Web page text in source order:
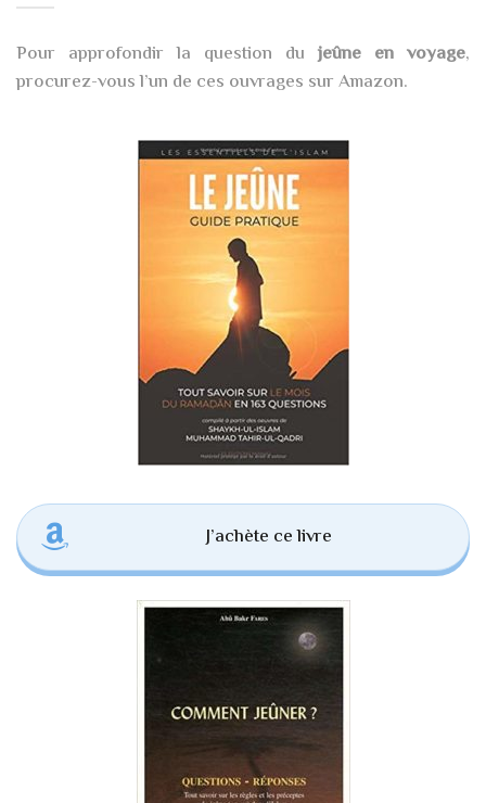
Pour approfondir la question dujeûne en voyage,
procurez-vous l’un de ces ouvrages sur Amazon.
J’achète ce livre